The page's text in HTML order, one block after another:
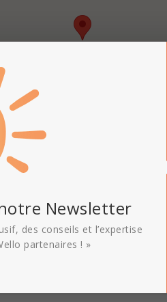
Newsletter
des conseils et l’expertise
partenaires ! »